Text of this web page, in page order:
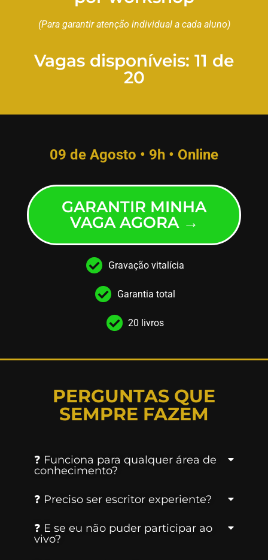
(Para garantir atenção individual a cada aluno)
Vagas disponíveis: 11 de
20
09 de Agosto • 9h • Online
GARANTIR MINHA
VAGA AGORA →
Gravação vitalícia
Garantia total
20 livros
PERGUNTAS QUE
SEMPRE FAZEM
❓ Funciona para qualquer área de
conhecimento?
❓ Preciso ser escritor experiente?
❓ E se eu não puder participar ao
vivo?